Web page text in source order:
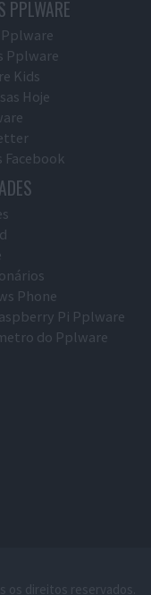
PPLWARE
Pplware
Kids
Hoje
Facebook
Phone
Pi Pplware
do Pplware
os direitos reservados.